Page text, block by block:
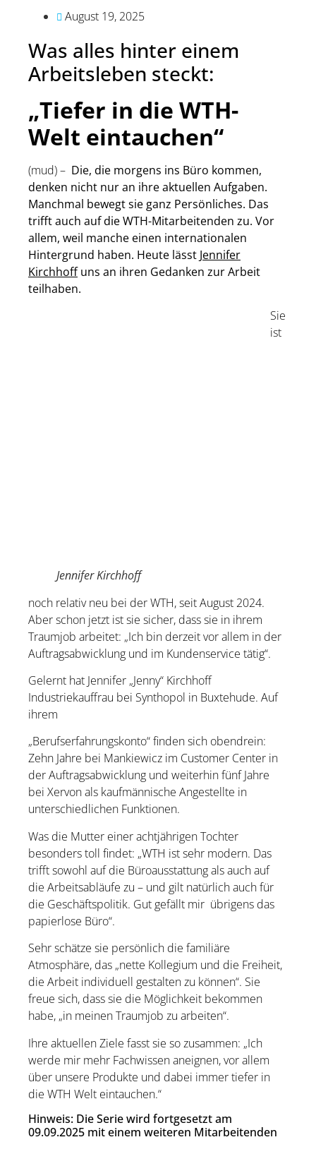
August 19, 2025
Was alles hinter einem
Arbeitsleben steckt:
„Tiefer in die WTH-
Welt eintauchen“
(mud) – Die, die morgens ins Büro kommen,
denken nicht nur an ihre aktuellen Aufgaben.
Manchmal bewegt sie ganz Persönliches. Das
trifft auch auf die WTH-Mitarbeitenden zu. Vor
allem, weil manche einen internationalen
Hintergrund haben. Heute lässt Jennifer
Kirchhoff uns an ihren Gedanken zur Arbeit
teilhaben.
Jennifer Kirchhoff
Sie
ist
noch relativ neu bei der WTH, seit August 2024.
Aber schon jetzt ist sie sicher, dass sie in ihrem
Traumjob arbeitet: „Ich bin derzeit vor allem in der
Auftragsabwicklung und im Kundenservice tätig“.
Gelernt hat Jennifer „Jenny“ Kirchhoff
Industriekauffrau bei Synthopol in Buxtehude. Auf
ihrem
„Berufserfahrungskonto“ finden sich obendrein:
Zehn Jahre bei Mankiewicz im Customer Center in
der Auftragsabwicklung und weiterhin fünf Jahre
bei Xervon als kaufmännische Angestellte in
unterschiedlichen Funktionen.
Was die Mutter einer achtjährigen Tochter
besonders toll findet: „WTH ist sehr modern. Das
trifft sowohl auf die Büroausstattung als auch auf
die Arbeitsabläufe zu – und gilt natürlich auch für
die Geschäftspolitik. Gut gefällt mir übrigens das
papierlose Büro“.
Sehr schätze sie persönlich die familiäre
Atmosphäre, das „nette Kollegium und die Freiheit,
die Arbeit individuell gestalten zu können“. Sie
freue sich, dass sie die Möglichkeit bekommen
habe, „in meinen Traumjob zu arbeiten“.
Ihre aktuellen Ziele fasst sie so zusammen: „Ich
werde mir mehr Fachwissen aneignen, vor allem
über unsere Produkte und dabei immer tiefer in
die WTH Welt eintauchen.“
Hinweis: Die Serie wird fortgesetzt am
09.09.2025 mit einem weiteren Mitarbeitenden